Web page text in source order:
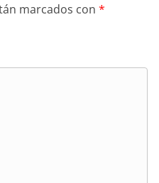
marcados con *